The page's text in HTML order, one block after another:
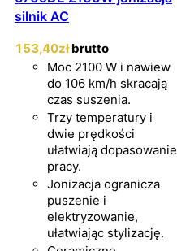
silnik AC
153,40zł brutto
Moc 2100 W i nawiew
do 106 km/h skracają
czas suszenia.
Trzy temperatury i
dwie prędkości
ułatwiają dopasowanie
pracy.
Jonizacja ogranicza
puszenie i
elektryzowanie,
ułatwiając stylizację.